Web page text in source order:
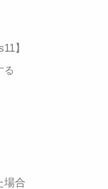
】
る
場合